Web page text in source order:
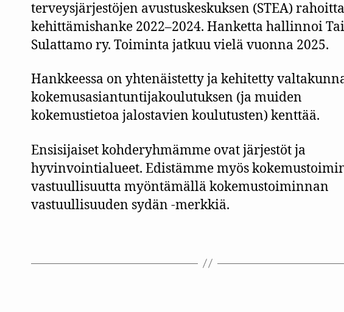
terveysjärjestöjen avustuskeskuksen (STEA)
kehittämishanke 2022–2024. Hanketta hallinnoi
Sulattamo ry. Toiminta jatkuu vielä vuonna 2025.
Hankkeessa on yhtenäistetty ja kehitetty
kokemusasiantuntijakoulutuksen (ja muiden
kokemustietoa jalostavien koulutusten) kenttää.
Ensisijaiset kohderyhmämme ovat järjestöt ja
hyvinvointialueet. Edistämme myös
vastuullisuutta myöntämällä kokemustoiminnan
vastuullisuuden sydän -merkkiä.